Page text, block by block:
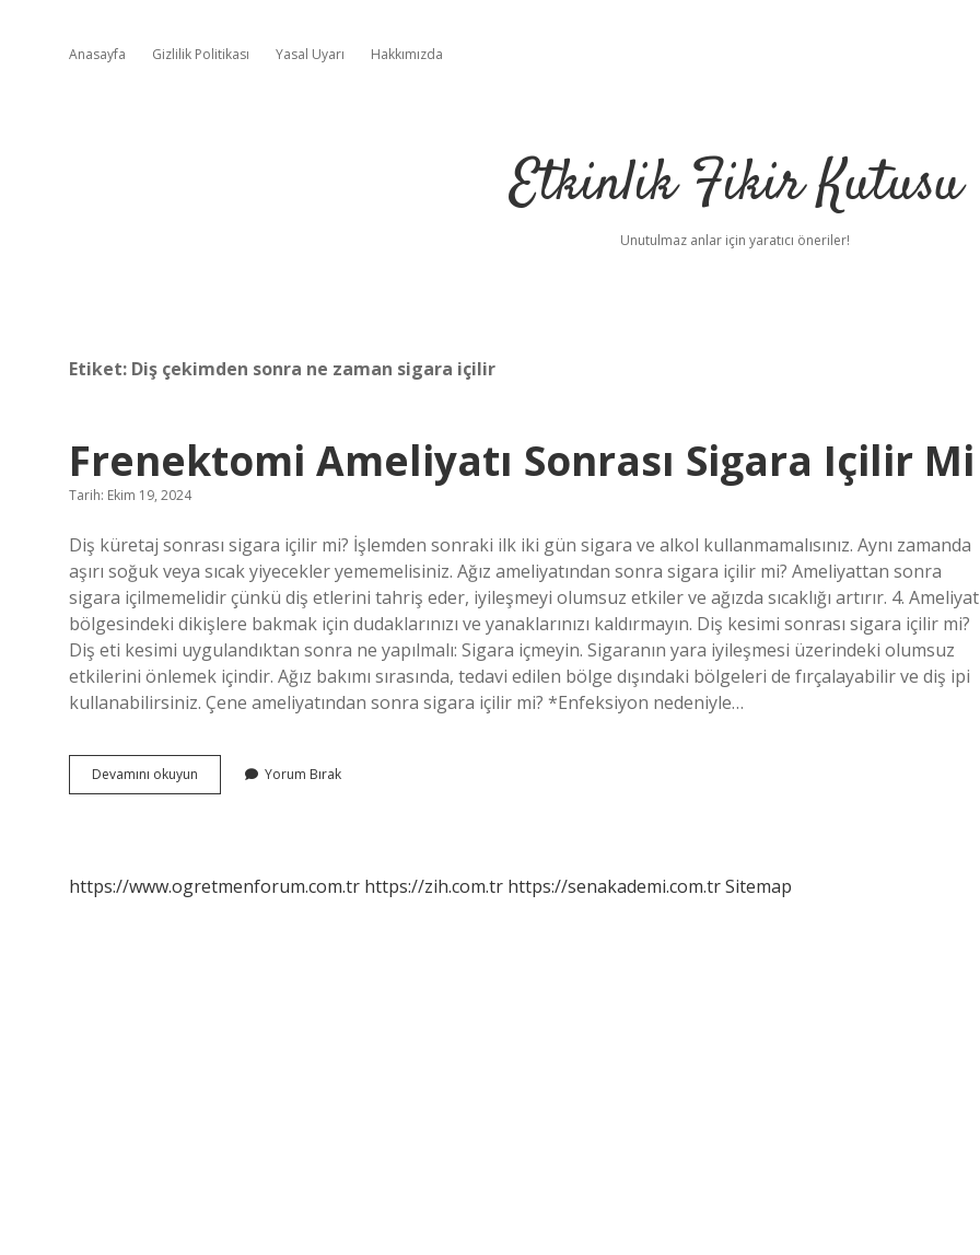
Anasayfa Gizlilik Politikası Yasal Uyarı Hakkımızda
Etkinlik Fikir Kutusu
Unutulmaz anlar için yaratıcı öneriler!
Etiket: Diş çekimden sonra ne zaman sigara içilir
Frenektomi Ameliyatı Sonrası Sigara Içilir Mi
Tarih: Ekim 19, 2024
Diş küretaj sonrası sigara içilir mi? İşlemden sonraki ilk iki gün sigara ve alkol kullanmamalısınız. Aynı zamanda
aşırı soğuk veya sıcak yiyecekler yememelisiniz. Ağız ameliyatından sonra sigara içilir mi? Ameliyattan sonra
sigara içilmemelidir çünkü diş etlerini tahriş eder, iyileşmeyi olumsuz etkiler ve ağızda sıcaklığı artırır. 4. Ameliyat
bölgesindeki dikişlere bakmak için dudaklarınızı ve yanaklarınızı kaldırmayın. Diş kesimi sonrası sigara içilir mi?
Diş eti kesimi uygulandıktan sonra ne yapılmalı: Sigara içmeyin. Sigaranın yara iyileşmesi üzerindeki olumsuz
etkilerini önlemek içindir. Ağız bakımı sırasında, tedavi edilen bölge dışındaki bölgeleri de fırçalayabilir ve diş ipi
kullanabilirsiniz. Çene ameliyatından sonra sigara içilir mi? *Enfeksiyon nedeniyle…
Devamını okuyun Frenektomi
Ameliyatı
Yorum Bırak
https://www.ogretmenforum.com.tr https://zih.com.tr https://senakademi.com.trSitemap